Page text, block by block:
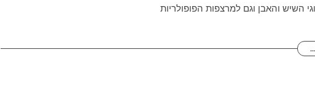
השיש והאבן וגם למרצפות הפופולריות